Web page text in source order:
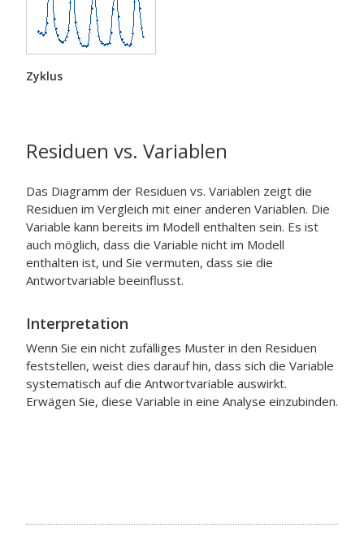
Zyklus
Residuen vs. Variablen
Das Diagramm der Residuen vs. Variablen zeigt die
Residuen im Vergleich mit einer anderen Variablen. Die
Variable kann bereits im Modell enthalten sein. Es ist
auch möglich, dass die Variable nicht im Modell
enthalten ist, und Sie vermuten, dass sie die
Antwortvariable beeinflusst.
Interpretation
Wenn Sie ein nicht zufälliges Muster in den Residuen
feststellen, weist dies darauf hin, dass sich die Variable
systematisch auf die Antwortvariable auswirkt.
Erwägen Sie, diese Variable in eine Analyse einzubinden.